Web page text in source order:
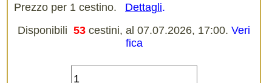
Prezzo per 1 cestino.
Dettagli.
Disponibili 53 cestini, al 07.07.2026, 17:00. Veri
fica